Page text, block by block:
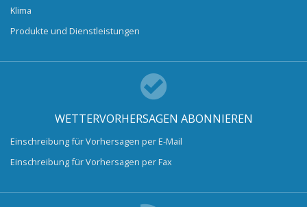
Klima
Produkte und Dienstleistungen
WETTERVORHERSAGEN ABONNIEREN
Einschreibung für Vorhersagen per E-Mail
Einschreibung für Vorhersagen per Fax